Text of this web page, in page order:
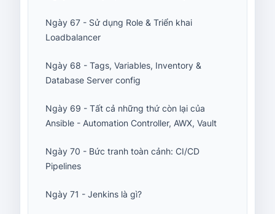
Ngày 67 - Sử dụng Role & Triển khai
Loadbalancer
Ngày 68 - Tags, Variables, Inventory &
Database Server config
Ngày 69 - Tất cả những thứ còn lại của
Ansible - Automation Controller, AWX, Vault
Ngày 70 - Bức tranh toàn cảnh: CI/CD
Pipelines
Ngày 71 - Jenkins là gì?